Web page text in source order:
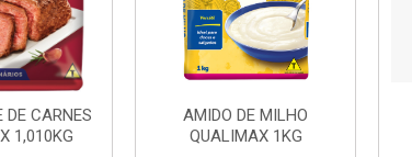
CARNES
1,010KG
AMIDO DE MILHO
QUALIMAX 1KG